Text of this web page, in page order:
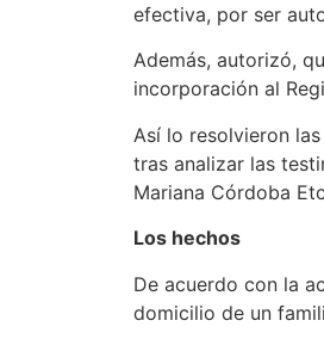
efectiva, por ser
Además, autorizó,
incorporación al
Así lo resolvieron
tras analizar las
Mariana Córdoba
Los hechos
De acuerdo con la
domicilio de un